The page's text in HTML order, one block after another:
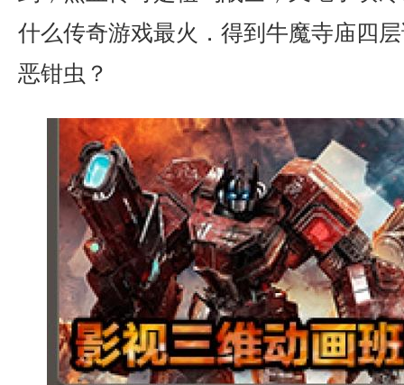
什么传奇游戏最火．得到牛魔寺庙四
恶钳虫？